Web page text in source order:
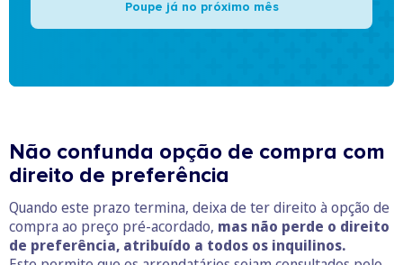
Poupe já no próximo mês
Não confunda opção de compra com
direito de preferência
Quando este prazo termina, deixa de ter direito à opção de
compra ao preço pré-acordado, mas não perde o direito
de preferência, atribuído a todos os inquilinos.